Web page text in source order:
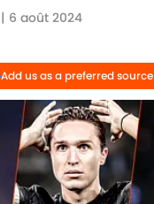
| 6 août 2024
Add us as a preferred source